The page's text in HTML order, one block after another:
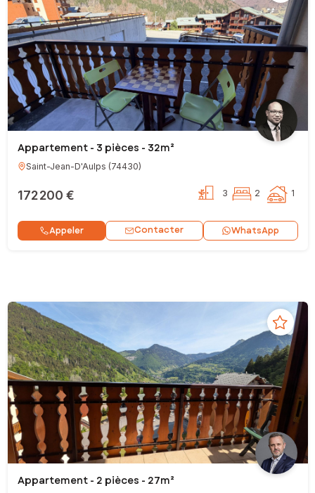
Appartement - 3 pièces - 32m²
Saint-Jean-D'Aulps (74430)
172 200 € 3 2 1
Appeler Contacter WhatsApp
Appartement - 2 pièces - 27m²